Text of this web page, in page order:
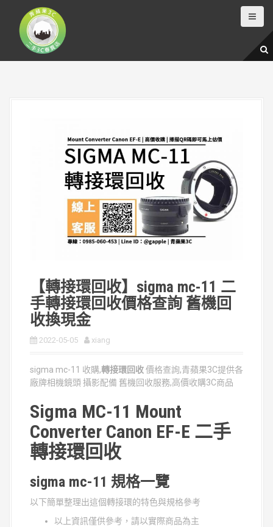
【轉接環回收】sigma mc-11 二
手轉接環回收價格查詢 舊機回
收換現金
2022-05-05 xiang
sigma mc-11 收購,轉接環回收價格查詢,青蘋果3C提供各
廠牌相機鏡頭 攝影配備 舊機回收服務,高價收購3C商品
Sigma MC-11 Mount
Converter Canon EF-E 二手
轉接環回收
sigma mc-11 規格一覽
以下簡單整理出這個轉接環的特色與規格參考
以上資訊僅供參考，請以實際商品為主